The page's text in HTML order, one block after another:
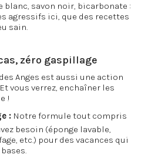
blanc, savon noir, bicarbonate :
agressifs ici, que des recettes
sain.
zéro gaspillage
Anges est aussi une action
vous verrez, enchaîner les
!
: Notre formule tout compris
besoin (éponge lavable,
etc.) pour des vacances qui